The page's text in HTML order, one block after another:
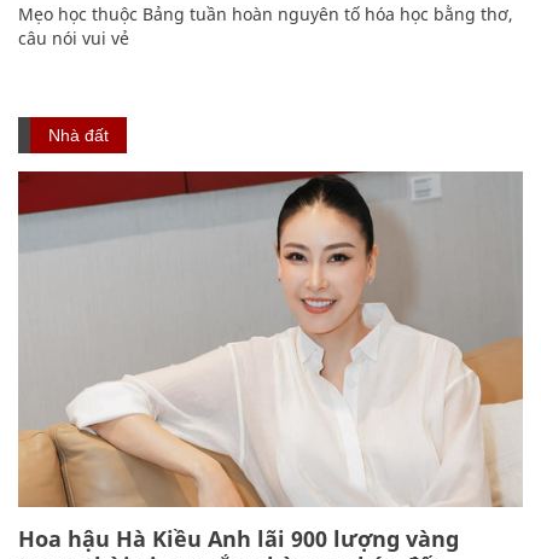
Mẹo học thuộc Bảng tuần hoàn nguyên tố hóa học bằng thơ,
câu nói vui vẻ
Nhà đất
Hoa hậu Hà Kiều Anh lãi 900 lượng vàng